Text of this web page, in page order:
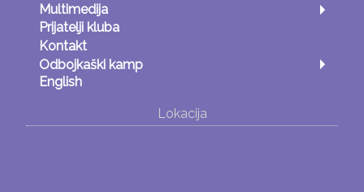
Multimedija
Prijatelji kluba
Kontakt
Odbojkaški kamp
English
Lokacija